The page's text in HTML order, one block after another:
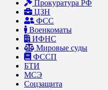
Прокуратура РФ
ЦЗН
ФСС
Военкоматы
ИФНС
Мировые суды
ФССП
БТИ
МСЭ
Соцзащита